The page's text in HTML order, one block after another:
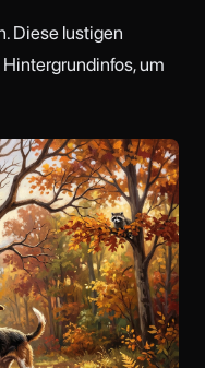
Diese lustigen
um